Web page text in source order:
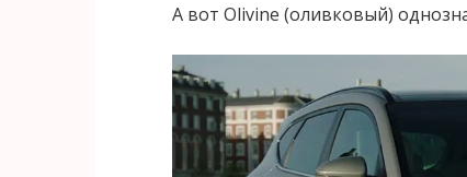
А вот Olivine (оливковый)